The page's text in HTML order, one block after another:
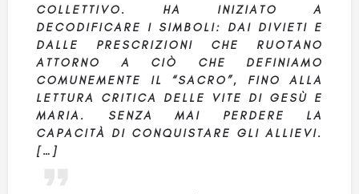
COLLETTIVO. HA INIZIATO A
DECODIFICARE I SIMBOLI: DAI DIVIETI E
DALLE PRESCRIZIONI CHE RUOTANO
ATTORNO A CIÒ CHE DEFINIAMO
COMUNEMENTE IL “SACRO”, FINO ALLA
LETTURA CRITICA DELLE VITE DI GESÙ E
MARIA. SENZA MAI PERDERE LA
CAPACITÀ DI CONQUISTARE GLI ALLIEVI.
[…]